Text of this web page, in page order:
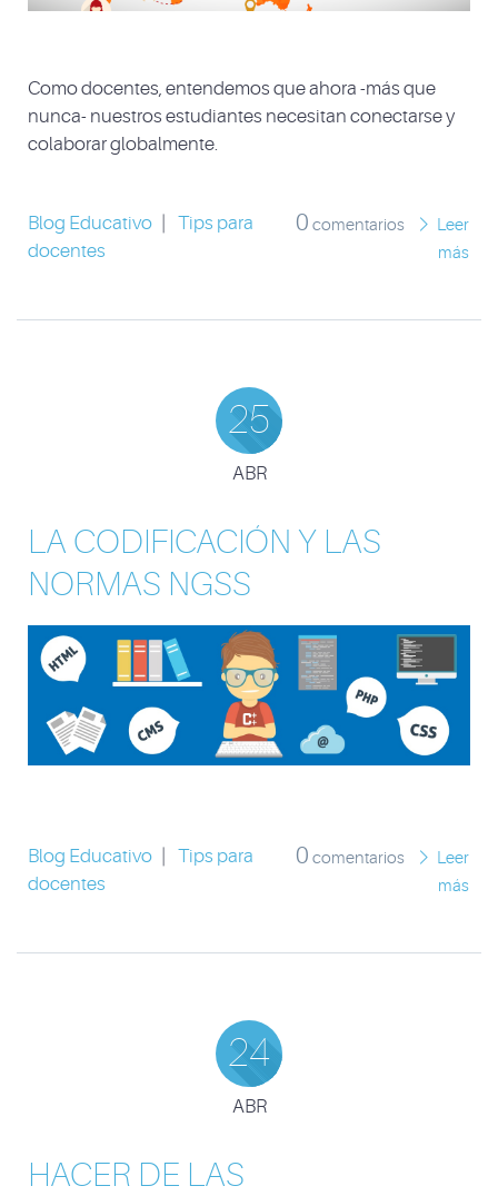
Como docentes, entendemos que ahora -más que
nunca- nuestros estudiantes necesitan conectarse y
colaborar globalmente.
Blog Educativo
Tips para
docentes
0 comentarios
Leer
más
25
ABR
LA CODIFICACIÓN Y LAS
NORMAS NGSS
Blog Educativo
Tips para
docentes
0 comentarios
Leer
más
24
ABR
HACER DE LAS